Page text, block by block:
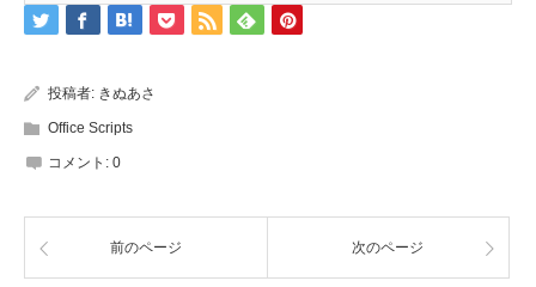
投稿者: きぬあさ
Office Scripts
コメント: 0
前のページ 次のページ